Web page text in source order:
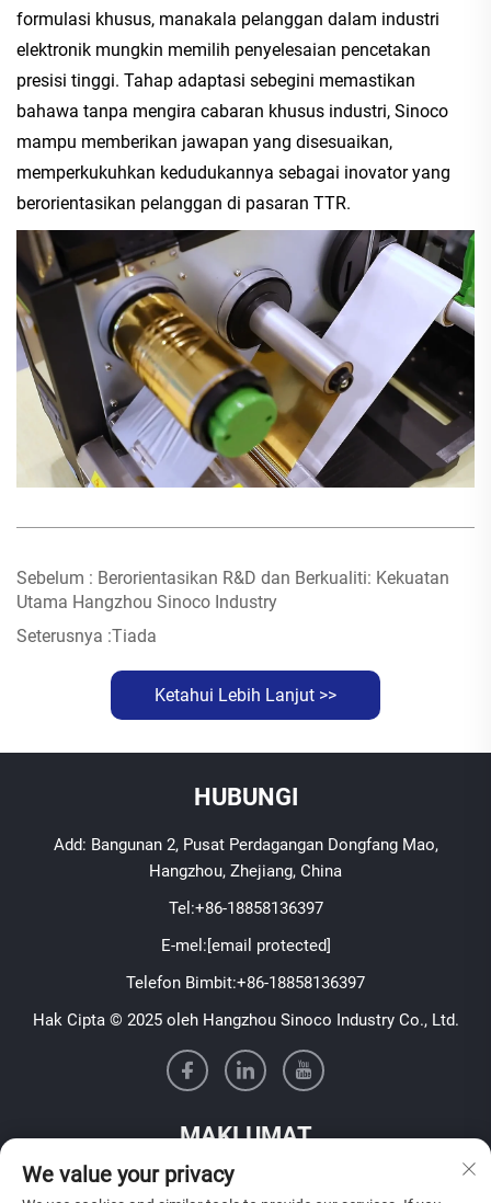
formulasi khusus, manakala pelanggan dalam industri
elektronik mungkin memilih penyelesaian pencetakan
presisi tinggi. Tahap adaptasi sebegini memastikan
bahawa tanpa mengira cabaran khusus industri, Sinoco
mampu memberikan jawapan yang disesuaikan,
memperkukuhkan kedudukannya sebagai inovator yang
berorientasikan pelanggan di pasaran TTR.
Sebelum : Berorientasikan R&D dan Berkualiti: Kekuatan
Utama Hangzhou Sinoco Industry
Seterusnya :Tiada
Ketahui Lebih Lanjut >>
HUBUNGI
Add: Bangunan 2, Pusat Perdagangan Dongfang Mao,
Hangzhou, Zhejiang, China
Tel:+86-18858136397
E-mel:[email protected]
Telefon Bimbit:+86-18858136397
Hak Cipta © 2025 oleh Hangzhou Sinoco Industry Co., Ltd.
MAKLUMAT
Daftar untuk menerima buletin mingguan kami
We value your privacy